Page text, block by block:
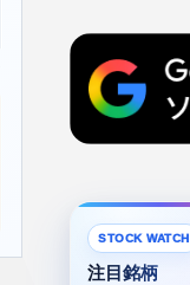
STOCK WATCH
注目銘柄